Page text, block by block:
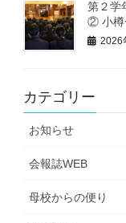
第２学
② 小樽
2026
カテゴリー
お知らせ
会報誌WEB
母校からの便り